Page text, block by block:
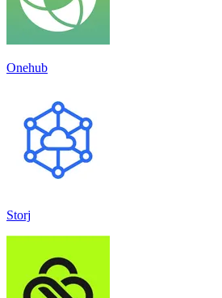
Onehub
Storj